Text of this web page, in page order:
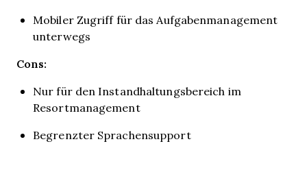
Mobiler Zugriff für das Aufgabenmanagement
unterwegs
Cons:
Nur für den Instandhaltungsbereich im
Resortmanagement
Begrenzter Sprachensupport